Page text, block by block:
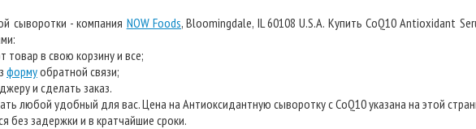
сыворотки - компания NOW Foods, Bloomingdale, IL 60108 U.S.A. Купить CoQ10 Antioxidant
товар в свою корзину и все;
формуобратной связи;
и сделать заказ.
любой удобный для вас. Цена на Антиоксидантную сыворотку с CoQ10 указана на этой
без задержки и в кратчайшие сроки.